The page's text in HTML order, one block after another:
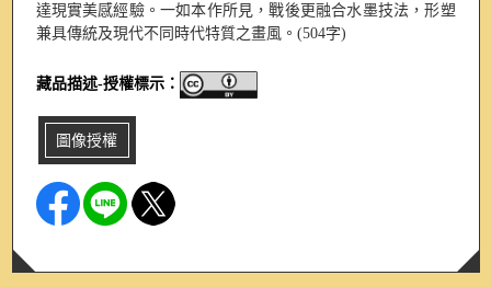
達現實美感經驗。一如本作所見，戰後更融合水墨技法，形塑
兼具傳統及現代不同時代特質之畫風。(504字)
藏品描述-授權標示：
圖像授權